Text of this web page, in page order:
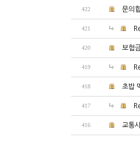
422 문의
421
420 보험
419
418 초밥
417
416 교통